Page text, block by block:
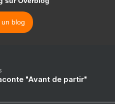
blog
"Avant de partir"